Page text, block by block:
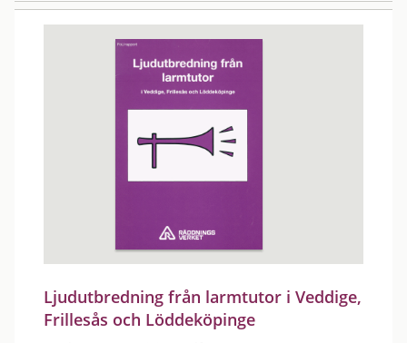
Ljudutbredning från larmtutor i Veddige,
Frillesås och Löddeköpinge